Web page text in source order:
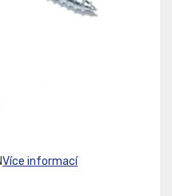
Více informací